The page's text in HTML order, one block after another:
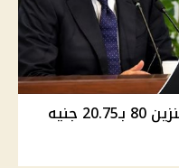
أسعار الوقود في مصر اليوم .. بنزين 80 بـ20.75 جنيه